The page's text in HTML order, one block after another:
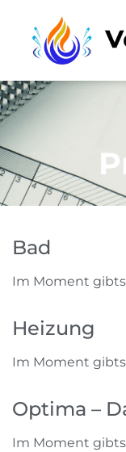
Bad
Im Moment
Heizung
Im Moment
Optima –
Im Moment